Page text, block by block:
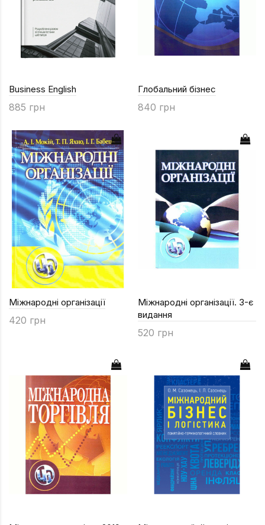
Business English
885 грн
Глобальний бізнес
840 грн
Міжнародні організації
420 грн
Міжнародні організації. 3-є
видання
520 грн